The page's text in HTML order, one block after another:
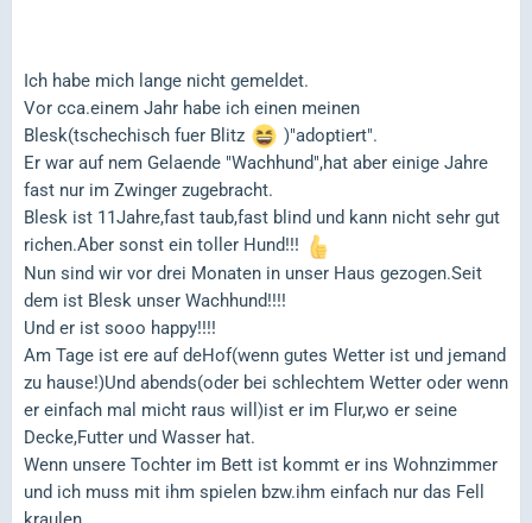
Ich habe mich lange nicht gemeldet.
Vor cca.einem Jahr habe ich einen meinen
Blesk(tschechisch fuer Blitz
)"adoptiert".
Er war auf nem Gelaende "Wachhund",hat aber einige Jahre
fast nur im Zwinger zugebracht.
Blesk ist 11Jahre,fast taub,fast blind und kann nicht sehr gut
richen.Aber sonst ein toller Hund!!!
Nun sind wir vor drei Monaten in unser Haus gezogen.Seit
dem ist Blesk unser Wachhund!!!!
Und er ist sooo happy!!!!
Am Tage ist ere auf deHof(wenn gutes Wetter ist und jemand
zu hause!)Und abends(oder bei schlechtem Wetter oder wenn
er einfach mal micht raus will)ist er im Flur,wo er seine
Decke,Futter und Wasser hat.
Wenn unsere Tochter im Bett ist kommt er ins Wohnzimmer
und ich muss mit ihm spielen bzw.ihm einfach nur das Fell